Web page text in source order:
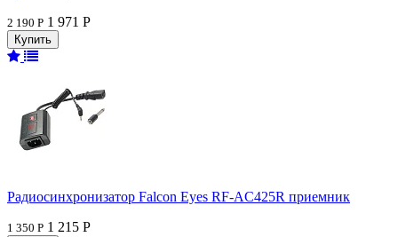
2 190 Р 1 971 Р
Радиосинхронизатор Falcon Eyes RF-AC425R приемник
1 350 Р 1 215 Р